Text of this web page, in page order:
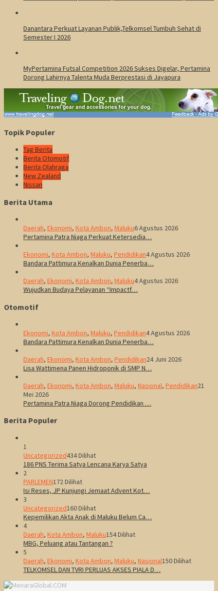
Danantara Perkuat Layanan Publik,Telkomsel Tumbuh Sehat di
Semester I 2026
MyPertamina Futsal Competition 2026 Sukses Digelar, Pertamina
Dorong Lahirnya Talenta Muda Berprestasi di Jayapura
Topik Populer
Tag Berita
Berita Otomotif
Berita Olahraga
New Zealand
Nissan
Berita Utama
Daerah, Ekonomi, Kota Ambon, Maluku6 Agustus 2026
Pertamina Patra Niaga Perkuat Ketersedia…
Ekonomi, Kota Ambon, Maluku, Pendidikan4 Agustus 2026
Bandara Pattimura Kenalkan Dunia Penerba…
Daerah, Ekonomi, Kota Ambon, Maluku4 Agustus 2026
Wujudkan Budaya Pelayanan “Impactf…
Otomotif
Ekonomi, Kota Ambon, Maluku, Pendidikan4 Agustus 2026
Bandara Pattimura Kenalkan Dunia Penerba…
Daerah, Ekonomi, Kota Ambon, Pendidikan24 Juni 2026
Lisa Wattimena Panen Hidroponik di SMP N…
Daerah, Ekonomi, Kota Ambon, Maluku, Nasional, Pendidikan21
Mei 2026
Pertamina Patra Niaga Dorong Pendidikan …
Berita Populer
1
Uncategorized434 Dilihat
186 PNS Terima Satya Lencana Karya Satya
2
PARLEMEN172 Dilihat
Isi Reses, JP Kunjungi Jemaat Advent Kot…
3
Uncategorized160 Dilihat
Kepemilikan Akta Anak di Maluku Belum Ca…
4
Daerah, Kota Ambon, Maluku154 Dilihat
MBG, Peluang atau Tantangan ?
5
Daerah, Ekonomi, Kota Ambon, Maluku, Nasional150 Dilihat
TELKOMSEL DAN TVRI PERLUAS AKSES PIALA D…